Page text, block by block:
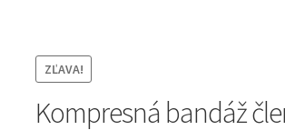
ZĽAVA!
Kompresná bandáž